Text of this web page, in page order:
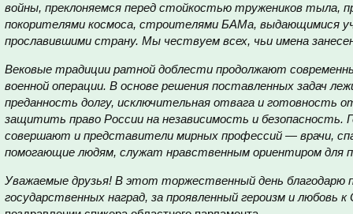
войны, преклоняемся перед стойкостью тружеников тыла,
покорителями космоса, строителями БАМа, выдающимися
прославившими страну. Мы чествуем всех, чьи имена
Вековые традиции ратной доблести продолжают
военной операции. В основе решения поставленных задач
преданность долгу, исключительная отвага и готовность
защитить право России на независимость и безопасность.
совершают и представители мирных профессий — врачи,
помогающие людям, служат нравственным ориентиром для
Уважаемые друзья! В этот торжественный день благодарю
государственных наград, за проявленный героизм и любовь